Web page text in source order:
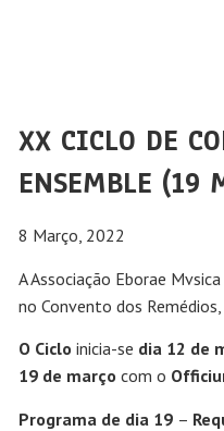
XX CICLO DE
ENSEMBLE (19
8 Março, 2022
A Associação Eborae
no Convento dos
O Ciclo inicia-se dia 12 de
19 de março com o
Programa de dia 19 –